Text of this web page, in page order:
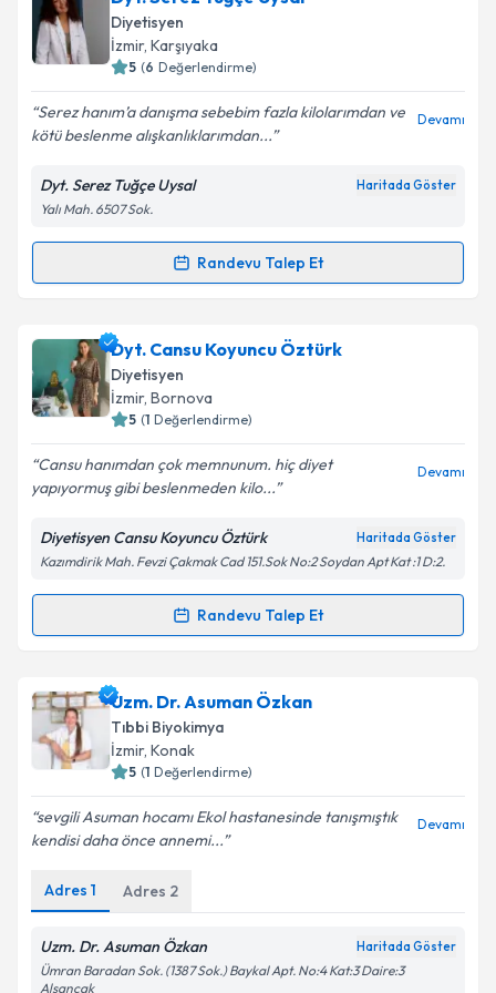
oluşturun. Size bu uzmandan randevu almanız için bir
takvim hazırlandığında e-posta ile bilgilendireceğiz.
Kişisel verilerimin işlenmesine ilişkin
Aydınlatma
Metni'ni okudum ve kişisel verilerimin belirtilen
kapsamda işlenmesini kabul ediyorum.
Diyetisyen
İzmir, Karşıyaka
5 (6 Değerlendirme)
Serez hanım’a danışma sebebim fazla kilolarımdan ve
kötü beslenme alışkanlıklarımdan...
Devamı
Dyt. Serez Tuğçe Uysal Haritada Göster
Yalı Mah. 6507 Sok.
Randevu Talep Et
Randevu Takvimi Talebi
Dyt. Serez Tuğçe Uysaliçin randevu takvimi talebi
oluşturun. Size bu uzmandan randevu almanız için bir
takvim hazırlandığında e-posta ile bilgilendireceğiz.
Kişisel verilerimin işlenmesine ilişkin
Aydınlatma
Metni'ni okudum ve kişisel verilerimin belirtilen
kapsamda işlenmesini kabul ediyorum.
Dyt. Cansu Koyuncu Öztürk
Diyetisyen
İzmir, Bornova
5 (1 Değerlendirme)
Cansu hanımdan çok memnunum. hiç diyet
yapıyormuş gibi beslenmeden kilo...
Devamı
Diyetisyen Cansu Koyuncu Öztürk Haritada Göster
Kazımdirik Mah. Fevzi Çakmak Cad 151.Sok No:2 Soydan Apt Kat :1 D:2.
Randevu Talep Et
Randevu Takvimi Talebi
Dyt. Cansu Koyuncu Öztürkiçin randevu takvimi
talebi oluşturun. Size bu uzmandan randevu almanız
için bir takvim hazırlandığında e-posta ile
bilgilendireceğiz.
E-posta Adresiniz
Kişisel verilerimin işlenmesine ilişkinAydınlatma
Metni'ni okudum ve kişisel verilerimin belirtilen
kapsamda işlenmesini kabul ediyorum.
Uzm. Dr. Asuman Özkan
Tıbbi Biyokimya
İzmir, Konak
5 (1 Değerlendirme)
sevgili Asuman hocamı Ekol hastanesinde tanışmıştık
kendisi daha önce annemi...
Devamı
Adres 1 Adres 2
Uzm. Dr. Asuman Özkan Haritada Göster
Ümran Baradan Sok. (1387 Sok.) Baykal Apt. No:4 Kat:3 Daire:3
Alsancak